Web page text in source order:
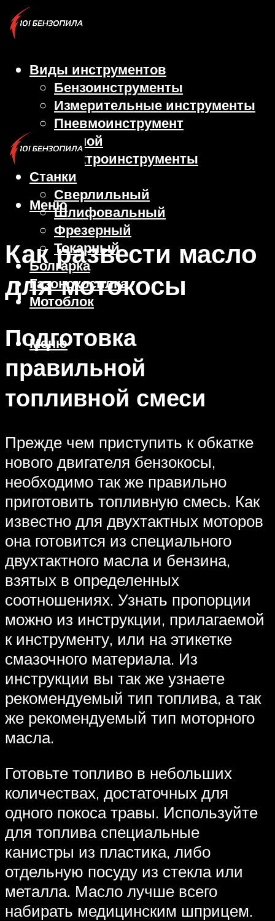
Виды инструментов
Бензоинструменты
Измерительные инструменты
Пневмоинструмент
Ручной
Электроинструменты
Станки
Сверлильный
Шлифовальный
Фрезерный
Токарный
Болгарка
Газонокосилка
Мотоблок
Меню
Меню
Как развести масло
для мотокосы
Подготовка
правильной
топливной смеси
Прежде чем приступить к обкатке
нового двигателя бензокосы,
необходимо так же правильно
приготовить топливную смесь. Как
известно для двухтактных моторов
она готовится из специального
двухтактного масла и бензина,
взятых в определенных
соотношениях. Узнать пропорции
можно из инструкции, прилагаемой
к инструменту, или на этикетке
смазочного материала. Из
инструкции вы так же узнаете
рекомендуемый тип топлива, а так
же рекомендуемый тип моторного
масла.
Готовьте топливо в небольших
количествах, достаточных для
одного покоса травы. Используйте
для топлива специальные
канистры из пластика, либо
отдельную посуду из стекла или
металла. Масло лучше всего
набирать медицинским шприцем.